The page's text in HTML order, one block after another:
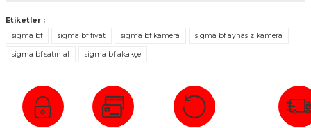
Bu ürüne ilk yorumu siz yapın!
Etiketler :
sigma bf
sigma bf fiyat sigma bf kamera sigma bf aynasız kamera
sigma bf satın al sigma bf akakçe